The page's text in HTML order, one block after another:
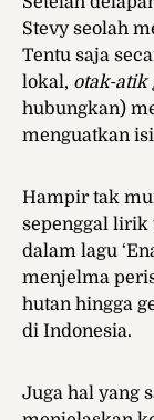
Stevy seolah
Tentu saja
lokal, otak-atik
hubungkan)
menguatkan isi
Hampir tak
sepenggal lirik
dalam lagu
menjelma
hutan hingga
di Indonesia.
Juga hal yang